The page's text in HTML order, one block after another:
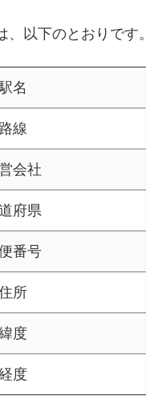
以下のとおりです。
名
路線
会社
府県
番号
所
度
度